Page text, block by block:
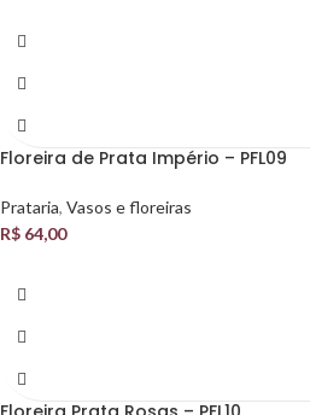
Floreira de Prata Império – PFL09
Prataria, Vasos e floreiras
R$ 64,00